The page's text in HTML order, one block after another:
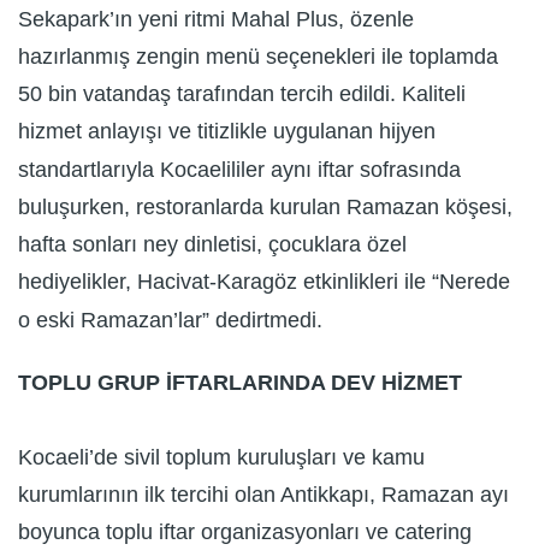
Sekapark’ın yeni ritmi Mahal Plus, özenle
hazırlanmış zengin menü seçenekleri ile toplamda
50 bin vatandaş tarafından tercih edildi. Kaliteli
hizmet anlayışı ve titizlikle uygulanan hijyen
standartlarıyla Kocaelililer aynı iftar sofrasında
buluşurken, restoranlarda kurulan Ramazan köşesi,
hafta sonları ney dinletisi, çocuklara özel
hediyelikler, Hacivat-Karagöz etkinlikleri ile “Nerede
o eski Ramazan’lar” dedirtmedi.
TOPLU GRUP İFTARLARINDA DEV HİZMET
Kocaeli’de sivil toplum kuruluşları ve kamu
kurumlarının ilk tercihi olan Antikkapı, Ramazan ayı
boyunca toplu iftar organizasyonları ve catering